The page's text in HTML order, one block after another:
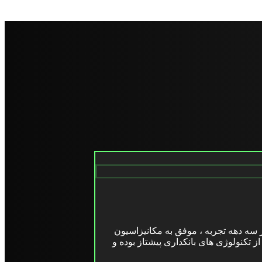
بیش از سه دهه تجربه ، موفق به مکانیزاسیون
های بانکداری پیشتاز بوده و